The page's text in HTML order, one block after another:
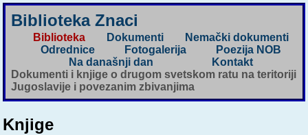
Biblioteka Znaci
Biblioteka Dokumenti
Nemački dokumenti
Odrednice
Fotogalerija
Poezija NOB
Na današnji dan
Kontakt
Dokumenti i knjige o drugom svetskom ratu na teritoriji
Jugoslavije i povezanim zbivanjima
Knjige